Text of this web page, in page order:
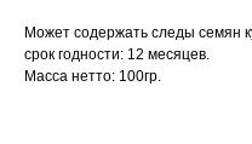
Может содержать следы семян
срок годности: 12 месяцев.
Масса нетто: 100гр.